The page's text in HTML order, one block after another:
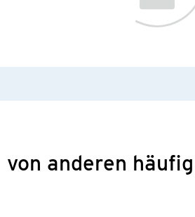
von anderen